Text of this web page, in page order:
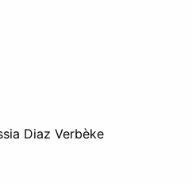
Diaz Verbèke